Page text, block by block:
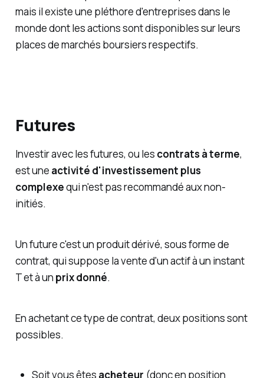
mais il existe une pléthore d'entreprises dans le
monde dont les actions sont disponibles sur leurs
places de marchés boursiers respectifs.
Futures
Investir avec les futures, ou les contrats à terme,
est une activité d'investissement plus
complexequi n'est pas recommandé aux non-
initiés.
Un future c'est un produit dérivé, sous forme de
contrat, qui suppose la vente d'un actif à un instant
T et à un prix donné.
En achetant ce type de contrat, deux positions sont
possibles.
Soit vous êtes acheteur (donc en position